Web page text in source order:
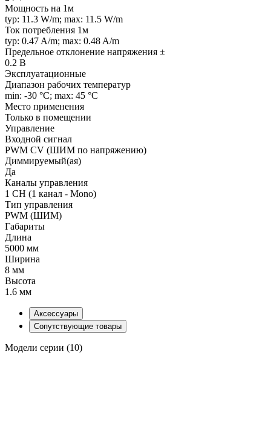
Мощность на 1м
typ: 11.3 W/m; max: 11.5 W/m
Ток потребления 1м
typ: 0.47 A/m; max: 0.48 A/m
Предельное отклонение напряжения ±
0.2 В
Эксплуатационные
Диапазон рабочих температур
min: -30 °C; max: 45 °C
Место применения
Только в помещении
Управление
Входной сигнал
PWM СV (ШИМ по напряжению)
Диммируемый(ая)
Да
Каналы управления
1 CH (1 канал - Mono)
Тип управления
PWM (ШИМ)
Габариты
Длина
5000 мм
Ширина
8 мм
Высота
1.6 мм
Аксессуары
Сопутствующие товары
Модели серии (10)